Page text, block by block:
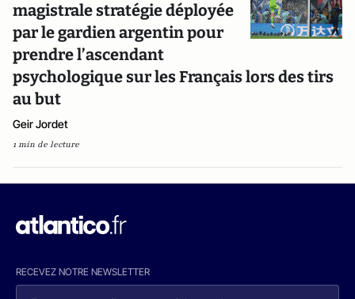
magistrale stratégie déployée
par le gardien argentin pour
prendre l’ascendant
psychologique sur les Français lors des tirs
au but
Geir Jordet
1 min de lecture
RECEVEZ NOTRE NEWSLETTER